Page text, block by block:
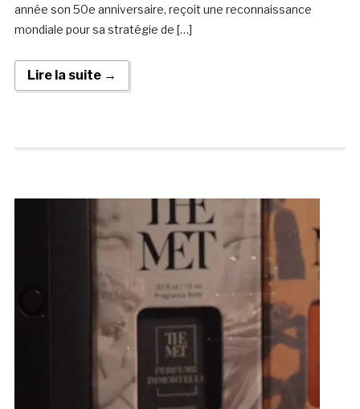
année son 50e anniversaire, reçoit une reconnaissance
mondiale pour sa stratégie de […]
Lire la suite →